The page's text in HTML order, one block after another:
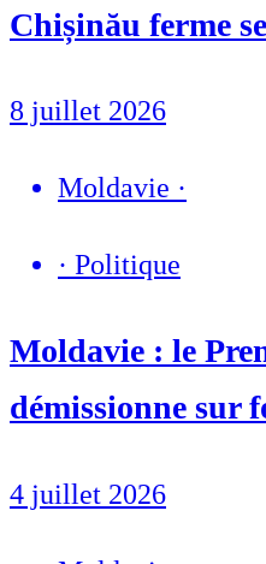
Chișinău ferme
8 juillet 2026
Moldavie ·
· Politique
Moldavie : le
démissionne sur
4 juillet 2026